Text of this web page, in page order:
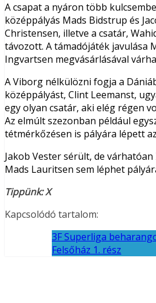
A csapat a nyáron több
középpályás Mads Bidstrup és
Christensen, illetve a csatár,
távozott. A támadójáték javulása
Ingvartsen megvásárlásával
A Viborg nélkülözni fogja a
középpályást, Clint Leemanst,
egy olyan csatár, aki elég régen
Az elmúlt szezonban például
tétmérkőzésen is pályára lépett
Jakob Vester sérült, de várhatóan
Mads Lauritsen sem léphet
Tippünk: X
Kapcsolódó tartalom:
3F Superliga
Felsőház 1. rész